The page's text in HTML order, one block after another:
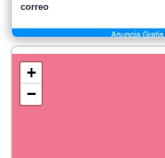
correo
+
−